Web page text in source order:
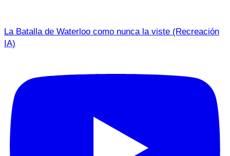
La Batalla de Waterloo como nunca la viste (Recreación
IA)